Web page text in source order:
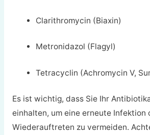
Clarithromycin (Biaxin)
Metronidazol (Flagyl)
Tetracyclin (Achromycin V,
Es ist wichtig, dass Sie Ihr
einhalten, um eine erneute Infektion
Wiederauftreten zu vermeiden.